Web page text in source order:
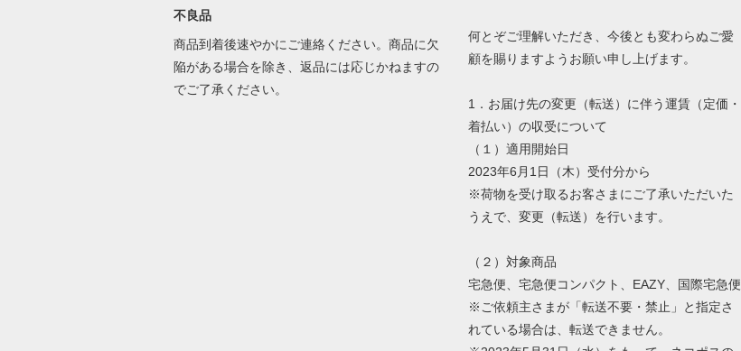
不良品
商品到着後速やかにご連絡ください。商品に欠
陥がある場合を除き、返品には応じかねますの
でご了承ください。
何とぞご理解いただき、今後とも変わらぬご愛
顧を賜りますようお願い申し上げます。
1．お届け先の変更（転送）に伴う運賃（定価・
着払い）の収受について
（１）適用開始日
2023年6月1日（木）受付分から
※荷物を受け取るお客さまにご了承いただいた
うえで、変更（転送）を行います。
（２）対象商品
宅急便、宅急便コンパクト、EAZY、国際宅急便
※ご依頼主さまが「転送不要・禁止」と指定さ
れている場合は、転送できません。